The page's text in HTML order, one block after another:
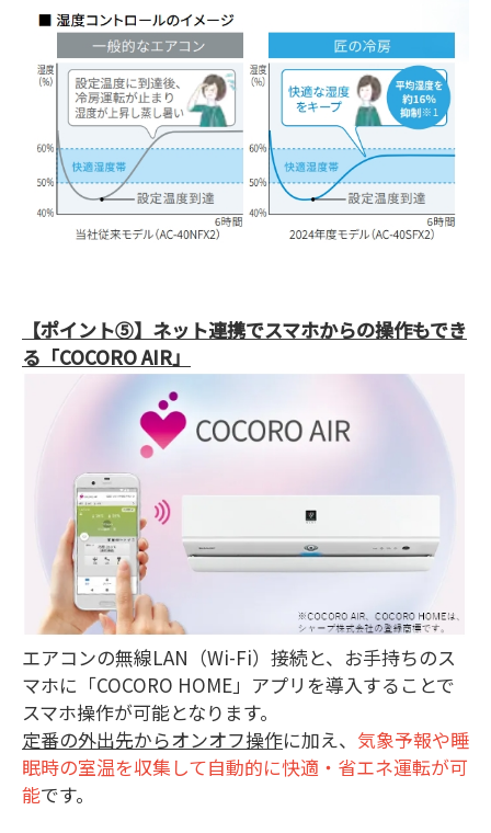
【ポイント⑤】ネット連携でスマホからの操作もでき
る「COCORO AIR」
エアコンの無線LAN（Wi-Fi）接続と、お手持ちのス
マホに「COCORO HOME」アプリを導入することで
スマホ操作が可能となります。
定番の外出先からオンオフ操作に加え、 気象予報や睡
眠時の室温を収集して自動的に快適・省エネ運転が可
能です。